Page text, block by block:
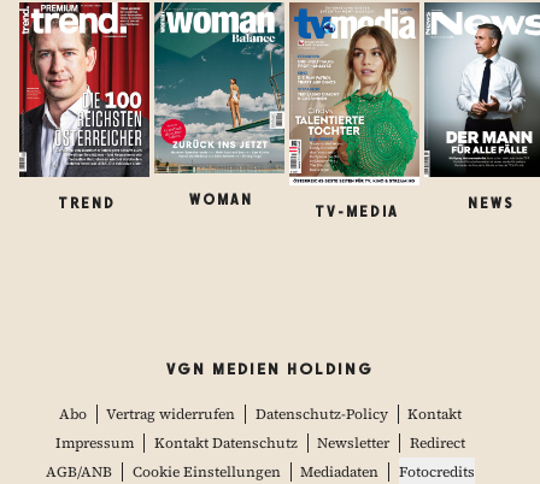
TREND WOMAN
TV-MEDIA
NEWS
VGN MEDIEN HOLDING
Abo Vertrag widerrufen Datenschutz-Policy
Kontakt
Impressum
Kontakt Datenschutz Newsletter
Redirect
AGB/ANB
Cookie Einstellungen Mediadaten Fotocredits